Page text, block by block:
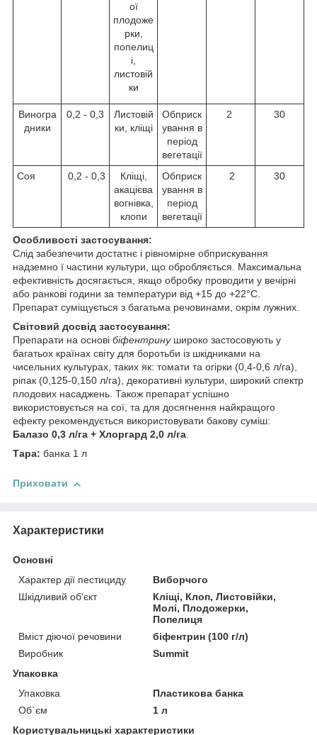
ої
плодоже
рки,
попелиц
і,
листовій
ки
Виногра
дники
0,2 - 0,3
Листовій
ки, кліщі
Обприск
ування в
період
вегетації
2 30
Соя 0,2 - 0,3
Кліщі,
акацієва
вогнівка,
клопи
Обприск
ування в
період
вегетації
2 30
Особливості застосування:
Слід забезпечити достатнє і рівномірне обприскування
надземно ї частини культури, що обробляється. Максимальна
ефективність досягається, якщо обробку проводити у вечірні
або ранкові години за температури від +15 до +22°C.
Препарат суміщується з багатьма речовинами, окрім лужних.
Світовий досвід застосування:
Препарати на основі біфентрину широко застосовують у
багатьох країнах світу для боротьби із шкідниками на
чисельних культурах, таких як: томати та огірки (0,4-0,6 л/га),
ріпак (0,125-0,150 л/га), декоративні культури, широкий спектр
плодових насаджень. Також препарат успішно
використовується на сої, та для досягнення найкращого
ефекту рекомендується використовувати бакову суміш:
Балазо 0,3 л/га + Хлоргард 2,0 л/га.
Тара: банка 1 л
Приховати
Характеристики
Основні
Характер дії пестициду
Виборчого
Шкідливий об'єкт
Кліщі, Клоп, Листовійки,
Молі, Плодожерки,
Попелиця
Вміст діючої речовини
біфентрин (100 г/л)
Виробник
Summit
Упаковка
Упаковка
Пластикова банка
Об`єм
1 л
Користувальницькі характеристики